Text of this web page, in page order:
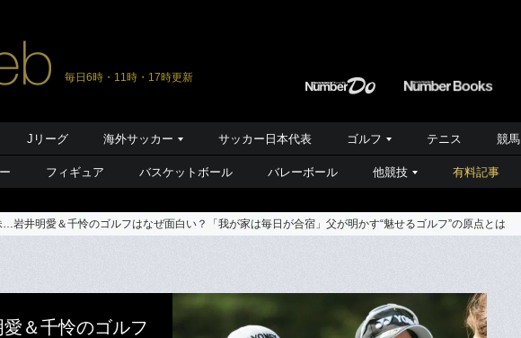
毎日6時・11時・17時更新
Jリーグ 海外サッカー サッカー日本代表 ゴルフ テニス 競馬
フィギュア バスケットボール バレーボール 他競技 有料記事
…岩井明愛＆千怜のゴルフはなぜ面白い？「我が家は毎日が合宿」父が明かす“魅せるゴルフ”の原点とは
＆千怜のゴルフ